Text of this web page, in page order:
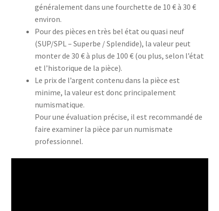
généralement dans une fourchette de 10 € à 30 €
environ.
Pour des pièces en très bel état ou quasi neuf
(SUP/SPL – Superbe / Splendide), la valeur peut
monter de 30 € à plus de 100 € (ou plus, selon l’état
et l’historique de la pièce).
Le prix de l’argent contenu dans la pièce est
minime, la valeur est donc principalement
numismatique.
Pour une évaluation précise, il est recommandé de
faire examiner la pièce par un numismate
professionnel.